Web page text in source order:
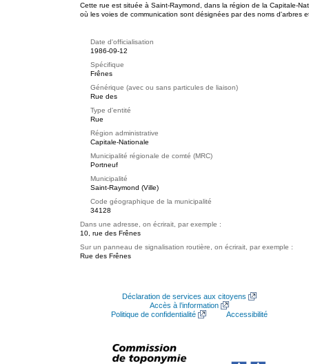
Cette rue est située à Saint-Raymond, dans la région de la Capitale-
où les voies de communication sont désignées par des noms d'arbres
Date d'officialisation
1986-09-12
Spécifique
Frênes
Générique (avec ou sans particules de liaison)
Rue des
Type d'entité
Rue
Région administrative
Capitale-Nationale
Municipalité régionale de comté (MRC)
Portneuf
Municipalité
Saint-Raymond (Ville)
Code géographique de la municipalité
34128
Dans une adresse, on écrirait, par exemple :
10, rue des Frênes
Sur un panneau de signalisation routière, on écrirait, par exemple :
Rue des Frênes
Déclaration de services aux citoyens
Accès à l’information
Politique de confidentialité
Accessibilité